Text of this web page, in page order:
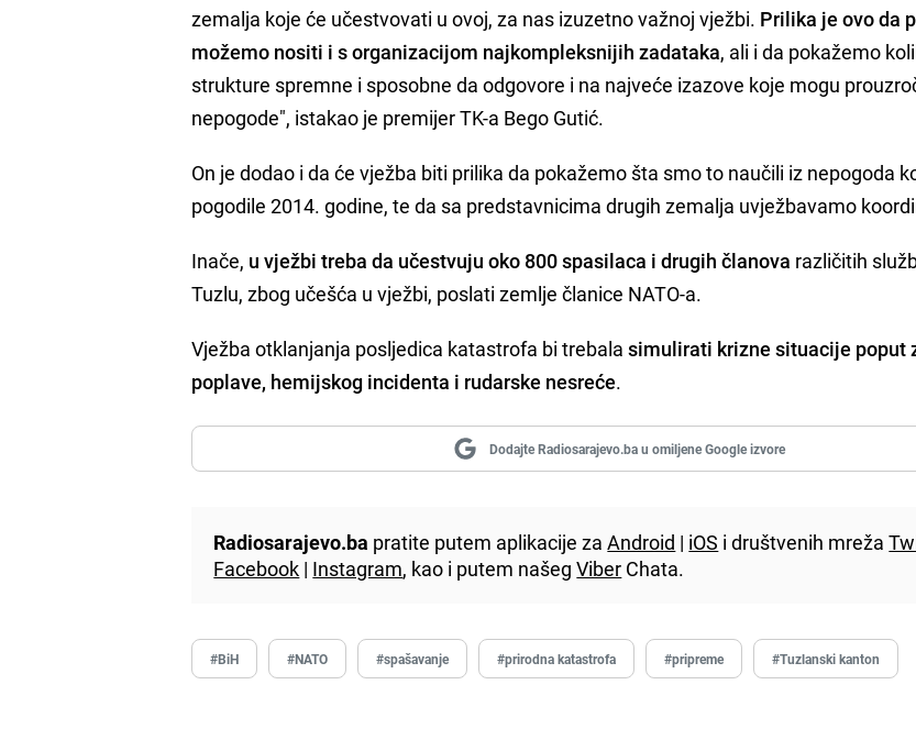
zemalja koje će učestvovati u ovoj, za nas izuzetno važnoj vježbi. Prilika je ovo da
možemo nositi i s organizacijom najkompleksnijih zadataka, ali i da pokažemo
strukture spremne i sposobne da odgovore i na najveće izazove koje mogu
nepogode", istakao je premijer TK-a Bego Gutić.
On je dodao i da će vježba biti prilika da pokažemo šta smo to naučili iz nepogoda
pogodile 2014. godine, te da sa predstavnicima drugih zemalja uvježbavamo
Inače, u vježbi treba da učestvuju oko 800 spasilaca i drugih članova različitih
Tuzlu, zbog učešća u vježbi, poslati zemlje članice NATO-a.
Vježba otklanjanja posljedica katastrofa bi trebala simulirati krizne situacije poput
poplave, hemijskog incidenta i rudarske nesreće.
Dodajte Radiosarajevo.ba u omiljene Google izvore
Radiosarajevo.ba pratite putem aplikacije zaAndroid | iOS i društvenih mreža
Facebook | Instagram, kao i putem našegViber Chata.
#BiH #NATO #spašavanje #prirodna katastrofa #pripreme #Tuzlanski kanton